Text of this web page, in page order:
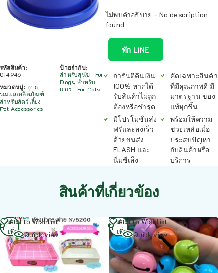
รหัสสินค้า:
014946
หมวดหมู่: อุปก
รณและผลิตภัณฑ์
สำหรับสัตว์เลี้ยง -
Pet Accessories
ป้ายกำกับ:
สำหรับสุนัข - For
Dogs, สำหรับ
แมว - For Cats
ไม่พบคำอธิบาย - No description
found
ทัก LINE
การันตีคืนเงิน
100% หากได้
รับสินค้าไม่ถูก
ต้องหรือชำรุด
มีโปรโมชั่นส่ง
ฟรีและส่งเร็ว
ด้วยขนส่ง
FLASH และ
นิ่มซี่เส็ง
คัดเฉพาะสินค้า
ที่มีคุณภาพดี มี
มาตรฐาน ของ
แท้ทุกชิ้น
พร้อมให้ความ
ช่วยเหลือเมื่อ
ประสบปัญหา
กับสินค้าหรือ
บริการ
สินค้าที่เกี่ยวข้อง
Add to Wishlist
Quick view
อ่าน
เพิ่ม
Add to Wishlist
Quick view
อ่าน
เพิ่ม